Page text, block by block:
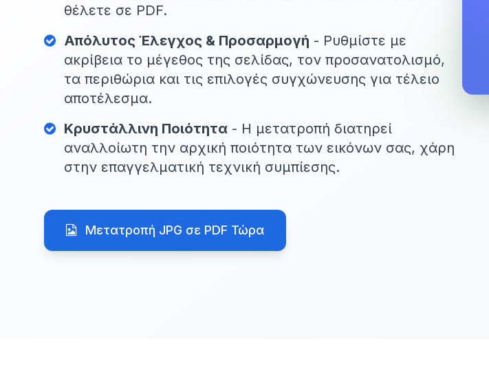
θέλετε σε PDF.
Απόλυτος Έλεγχος & Προσαρμογή - Ρυθμίστε με
ακρίβεια το μέγεθος της σελίδας, τον προσανατολισμό,
τα περιθώρια και τις επιλογές συγχώνευσης για τέλειο
αποτέλεσμα.
Κρυστάλλινη Ποιότητα - Η μετατροπή διατηρεί
αναλλοίωτη την αρχική ποιότητα των εικόνων σας, χάρη
στην επαγγελματική τεχνική συμπίεσης.
Μετατροπή JPG σε PDF Τώρα